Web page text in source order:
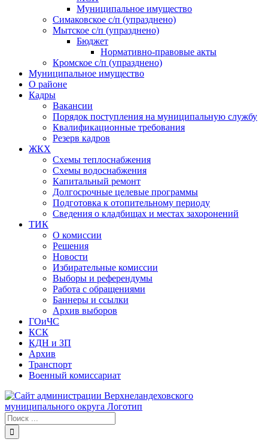
Муниципальное имущество
Симаковское с/п (упразднено)
Мытское с/п (упразднено)
Бюджет
Нормативно-правовые акты
Кромское с/п (упразднено)
Муниципальное имущество
О районе
Кадры
Вакансии
Порядок поступления на муниципальную службу
Квалификационные требования
Резерв кадров
ЖКХ
Схемы теплоснабжения
Схемы водоснабжения
Капитальный ремонт
Долгосрочные целевые программы
Подготовка к отопительному периоду
Сведения о кладбищах и местах захоронений
ТИК
О комиссии
Решения
Новости
Избирательные комиссии
Выборы и референдумы
Работа с обращениями
Баннеры и ссылки
Архив выборов
ГОиЧС
КСК
КДН и ЗП
Архив
Транспорт
Военный комиссариат
Результат
поиска: